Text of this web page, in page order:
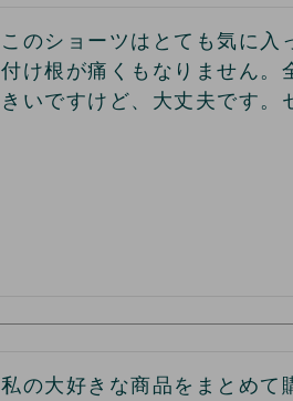
このショーツはとても気に入
付け根が痛くもなりません。
きいですけど、大丈夫です。
私の大好きな商品をまとめて